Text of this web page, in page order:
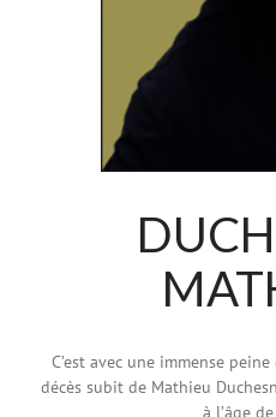
C’est avec une immense
décès subit de Mathieu
à l’âge